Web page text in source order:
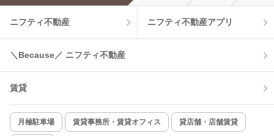
ニフティ不動産 ニフティ不動産アプリ
＼Because／ ニフティ不動産
賃貸
月極駐車場 賃貸事務所・賃貸オフィス 貸店舗・店舗賃貸